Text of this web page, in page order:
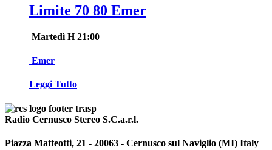
Limite 70 80 Emer
Martedì H 21:00
Emer
Leggi Tutto
Radio Cernusco Stereo S.C.a.r.l.
Piazza Matteotti, 21 - 20063 - Cernusco sul Naviglio (MI) Italy